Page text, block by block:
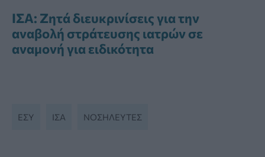
ΙΣΑ: Ζητά διευκρινίσεις για την
αναβολή στράτευσης ιατρών σε
αναμονή για ειδικότητα
ΕΣΥ ΙΣΑ ΝΟΣΗΛΕΥΤΈΣ